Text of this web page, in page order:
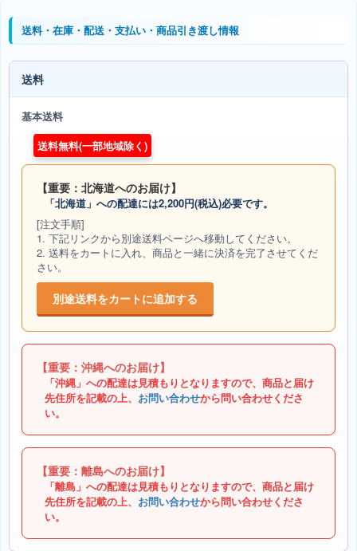
送料・在庫・配送・支払い・商品引き渡し情報
送料
基本送料
送料無料(一部地域除く)
【重要：北海道へのお届け】
「北海道」への配達には2,200円(税込)必要です。
[注文手順]
1. 下記リンクから別途送料ページへ移動してください。
2. 送料をカートに入れ、商品と一緒に決済を完了させてくだ
さい。
別途送料をカートに追加する
【重要：沖縄へのお届け】
「沖縄」への配達は見積もりとなりますので、商品と届け
先住所を記載の上、 お問い合わせから問い合わせくださ
い。
【重要：離島へのお届け】
「離島」への配達は見積もりとなりますので、商品と届け
先住所を記載の上、 お問い合わせから問い合わせくださ
い。